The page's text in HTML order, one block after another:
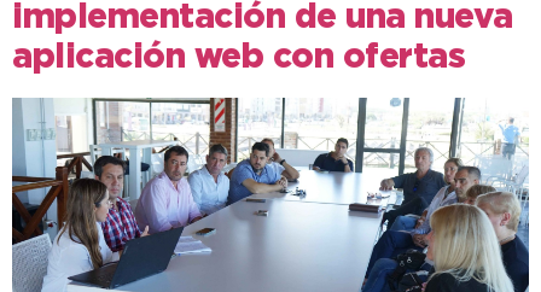
implementación de una nueva
aplicación web con ofertas